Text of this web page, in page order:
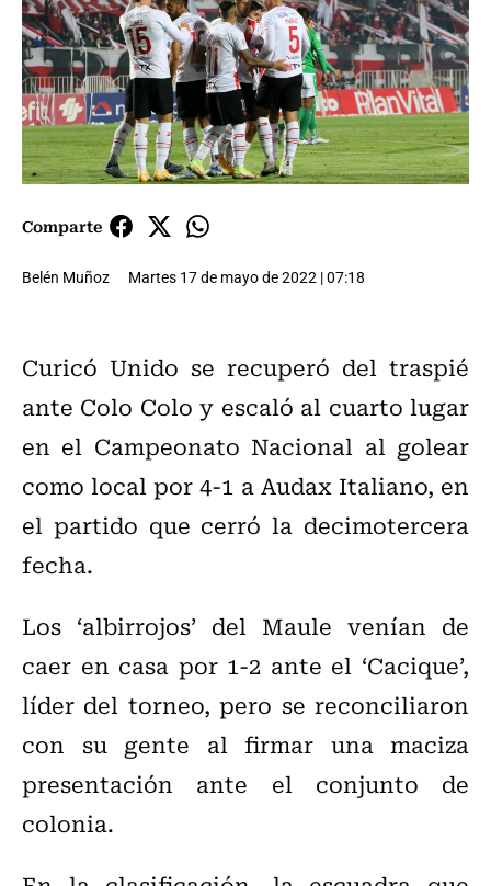
Comparte
Belén Muñoz Martes 17 de mayo de 2022 | 07:18
Curicó Unido se recuperó del traspié
ante Colo Colo y escaló al cuarto lugar
en el Campeonato Nacional al golear
como local por 4-1 a Audax Italiano, en
el partido que cerró la decimotercera
fecha.
Los ‘albirrojos’ del Maule venían de
caer en casa por 1-2 ante el ‘Cacique’,
líder del torneo, pero se reconciliaron
con su gente al firmar una maciza
presentación ante el conjunto de
colonia.